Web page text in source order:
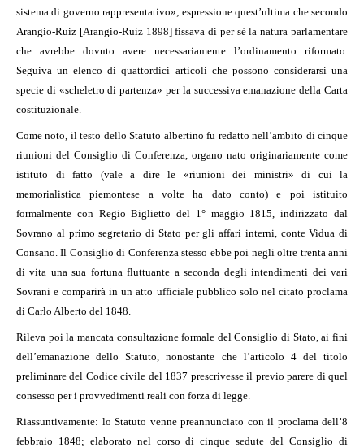
sistema di governo rappresentativo»; espressione quest’ultima che secondo
Arangio-Ruiz [Arangio-Ruiz 1898] fissava di per sé la natura parlamentare
che avrebbe dovuto avere necessariamente l’ordinamento riformato.
Seguiva un elenco di quattordici articoli che possono considerarsi una
specie di «scheletro di partenza» per la successiva emanazione della Carta
costituzionale.
Come noto, il testo dello Statuto albertino fu redatto nell’ambito di cinque
riunioni del Consiglio di Conferenza, organo nato originariamente come
istituto di fatto (vale a dire le «riunioni dei ministri» di cui la
memorialistica piemontese a volte ha dato conto) e poi istituito
formalmente con Regio Biglietto del 1° maggio 1815, indirizzato dal
Sovrano al primo segretario di Stato per gli affari interni, conte Vidua di
Consano. Il Consiglio di Conferenza stesso ebbe poi negli oltre trenta anni
di vita una sua fortuna fluttuante a seconda degli intendimenti dei vari
Sovrani e comparirà in un atto ufficiale pubblico solo nel citato proclama
di Carlo Alberto del 1848.
Rileva poi la mancata consultazione formale del Consiglio di Stato, ai fini
dell’emanazione dello Statuto, nonostante che l’articolo 4 del titolo
preliminare del Codice civile del 1837 prescrivesse il previo parere di quel
consesso per i provvedimenti reali con forza di legge.
Riassuntivamente: lo Statuto venne preannunciato con il proclama dell’8
febbraio 1848; elaborato nel corso di cinque sedute del Consiglio di